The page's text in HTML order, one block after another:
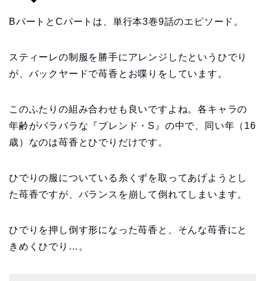
BパートとCパートは、単行本3巻9話のエピソード。
スティーレの制服を勝手にアレンジしたというひでり
が、バックヤードで苺香とお喋りをしています。
このふたりの組み合わせも良いですよね。各キャラの
年齢がバラバラな『ブレンド・S』の中で、同い年（16
歳）なのは苺香とひでりだけです。
ひでりの服についている糸くずを取ってあげようとし
た苺香ですが、バランスを崩して倒れてしまいます。
ひでりを押し倒す形になった苺香と、そんな苺香にと
きめくひでり…。